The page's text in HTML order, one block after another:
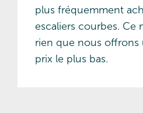
plus fréquemment
escaliers courbes. Ce
rien que nous offrons
prix le plus bas.